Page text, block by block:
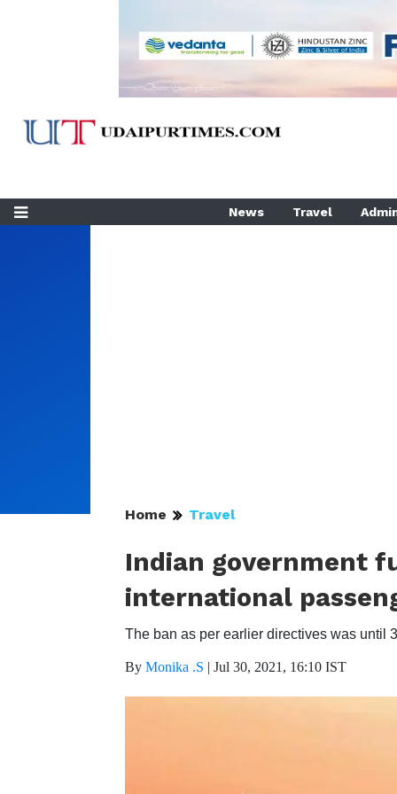
News Travel
Home Travel
Indian government
international
The ban as per earlier directives was until
By Monika .S | Jul 30, 2021, 16:10 IST